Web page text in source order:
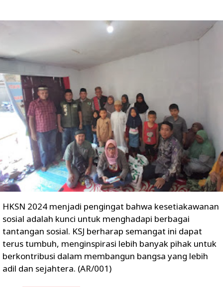
HKSN 2024 menjadi pengingat bahwa kesetiakawanan
sosial adalah kunci untuk menghadapi berbagai
tantangan sosial. KSJ berharap semangat ini dapat
terus tumbuh, menginspirasi lebih banyak pihak untuk
berkontribusi dalam membangun bangsa yang lebih
adil dan sejahtera. (AR/001)